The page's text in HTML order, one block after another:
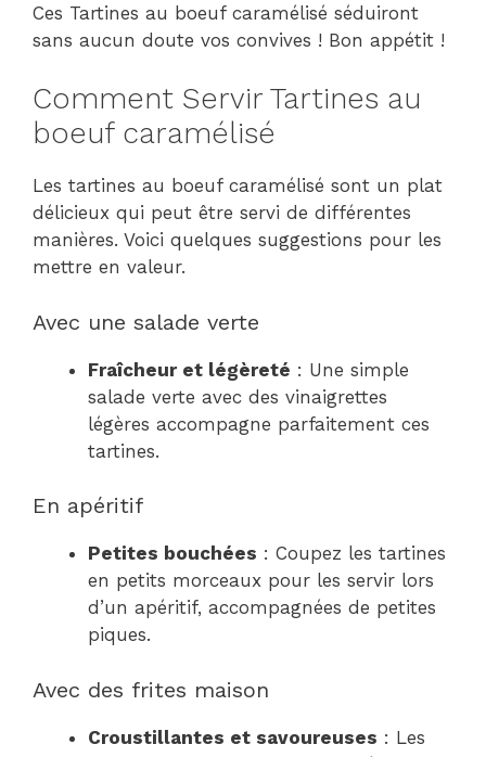
Ces Tartines au boeuf caramélisé séduiront
sans aucun doute vos convives ! Bon appétit !
Comment Servir Tartines au
boeuf caramélisé
Les tartines au boeuf caramélisé sont un plat
délicieux qui peut être servi de différentes
manières. Voici quelques suggestions pour les
mettre en valeur.
Avec une salade verte
Fraîcheur et légèreté : Une simple
salade verte avec des vinaigrettes
légères accompagne parfaitement ces
tartines.
En apéritif
Petites bouchées : Coupez les tartines
en petits morceaux pour les servir lors
d’un apéritif, accompagnées de petites
piques.
Avec des frites maison
Croustillantes et savoureuses : Les